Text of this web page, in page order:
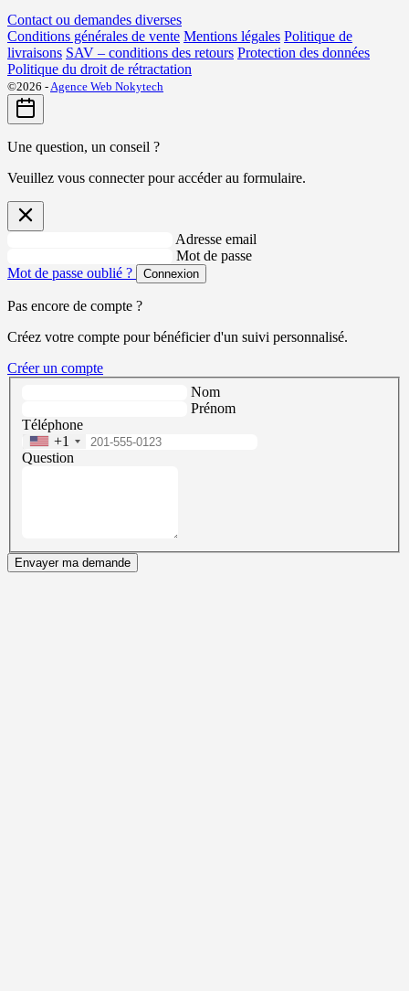
Contact ou demandes diverses
Conditions générales de vente Mentions légales Politique de
livraisons SAV – conditions des retours Protection des données
Politique du droit de rétractation
©2026 -Agence Web Nokytech
Une question, un conseil ?
Veuillez vous connecter pour accéder au formulaire.
Adresse email
Mot de passe
Mot de passe oublié ?
Connexion
Pas encore de compte ?
Créez votre compte pour bénéficier d'un suivi personnalisé.
Créer un compte
Nom
Prénom
Téléphone
+1
Question
Envayer ma demande